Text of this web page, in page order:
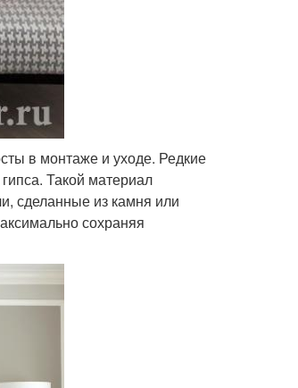
в монтаже и уходе. Редкие
Такой материал
сделанные из камня или
сохраняя